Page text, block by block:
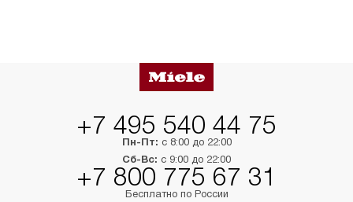
+7 495 540 44 75
Пн-Пт: с 8:00 до 22:00
Сб-Вс: с 9:00 до 22:00
+7 800 775 67 31
Бесплатно по России